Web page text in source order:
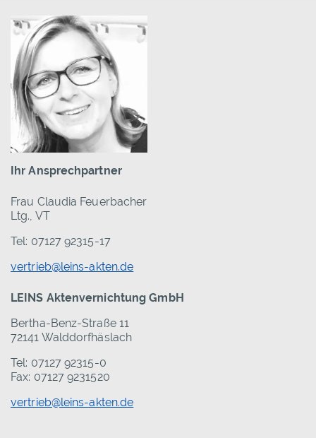
Ihr Ansprechpartner
Frau Claudia Feuerbacher
Ltg., VT
Tel: 07127 92315-17
vertrieb@leins-akten.de
LEINS Aktenvernichtung GmbH
Bertha-Benz-Straße 11
72141 Walddorfhäslach
Tel: 07127 92315-0
Fax: 07127 9231520
vertrieb@leins-akten.de